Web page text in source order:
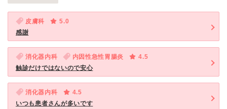
皮膚科
5.0
感謝
消化器内科 内因性急性胃腸炎
4.5
触診だけではないので安心
消化器内科
4.5
いつも患者さんが多いです